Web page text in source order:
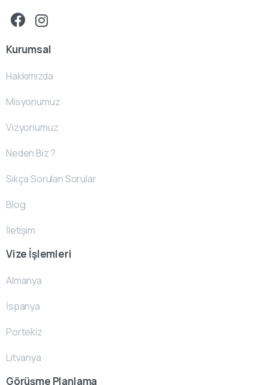
Kurumsal
Hakkımızda
Misyonumuz
Vizyonumuz
Neden Biz ?
Sıkça Sorulan Sorular
Blog
İletişim
Vize İşlemleri
Almanya
İspanya
Portekiz
Litvanya
Görüşme Planlama